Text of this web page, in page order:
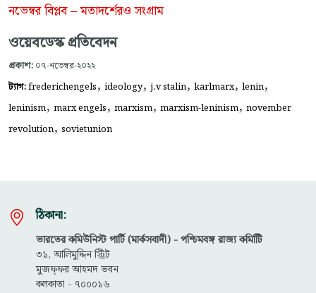
নভেম্বর বিপ্লব – মতাদর্শেরও সংগ্রাম
ওয়েবডেস্ক প্রতিবেদন
প্রকাশ: ০৭-নভেম্বর-২০২২
ট্যাগ:frederichengels, ideology, j.v stalin, karlmarx, lenin,
leninism, marx engels, marxism, marxism-leninism, november
revolution, sovietunion
ঠিকানা:
ভারতের কমিউনিস্ট পার্টি (মার্কসবাদী) - পশ্চিমবঙ্গ রাজ্য কমিটিি
৩১, আলিমুদ্দিন স্ট্রিট
মুজফ্ফ‌র আহমদ ভবন
কলকাতা - ৭০০০১৬